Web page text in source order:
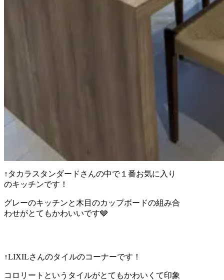
↑タカラスタンダードさんの中で１番お気に入り
のキッチンです！
グレーのキッチンと木目のカップボードの組み合
わせがとてもかわいいです🩶
↑LIXILさんのタイルのコーナーです！
コロリートというタイルがとてもかわいくて印象